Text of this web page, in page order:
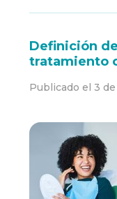
Definición
tratamiento
Publicado el 3